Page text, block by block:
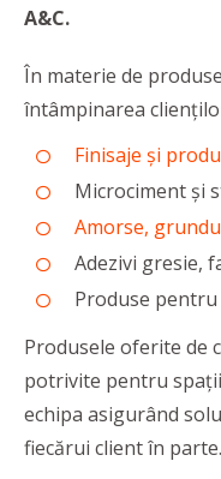
A&C.
În materie de
întâmpinarea
Finisaje și
Microciment şi
Amorse,
Adezivi gresie,
Produse
Produsele oferite de
potrivite pentru
echipa asigurând
fiecărui client în parte.